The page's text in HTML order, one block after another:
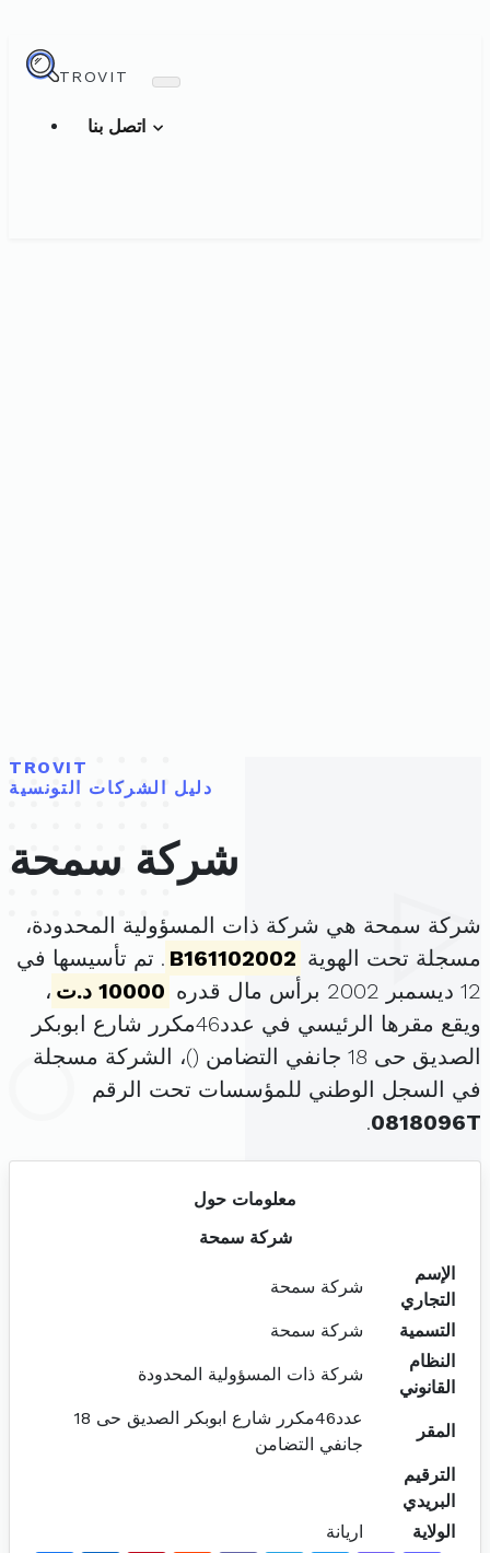
TROVIT
TROVIT
دليل الشركات التونسية
شركة سمحة
شركة سمحة هي شركة ذات المسؤولية المحدودة،
مسجلة تحت الهوية B161102002 . تم تأسيسها في
12 ديسمبر 2002 برأس مال قدره
10000 د.ت
،
ويقع مقرها الرئيسي في عدد46مكرر شارع ابوبكر
الصديق حى 18 جانفي التضامن (
)، الشركة مسجلة
في السجل الوطني للمؤسسات تحت الرقم
0818096T
.
معلومات حول
شركة سمحة
الإسم
التجاري
شركة سمحة
التسمية
شركة سمحة
النظام
القانوني
شركة ذات المسؤولية المحدودة
المقر
عدد46مكرر شارع ابوبكر الصديق حى 18
جانفي التضامن
الترقيم
البريدي
الولاية
اريانة